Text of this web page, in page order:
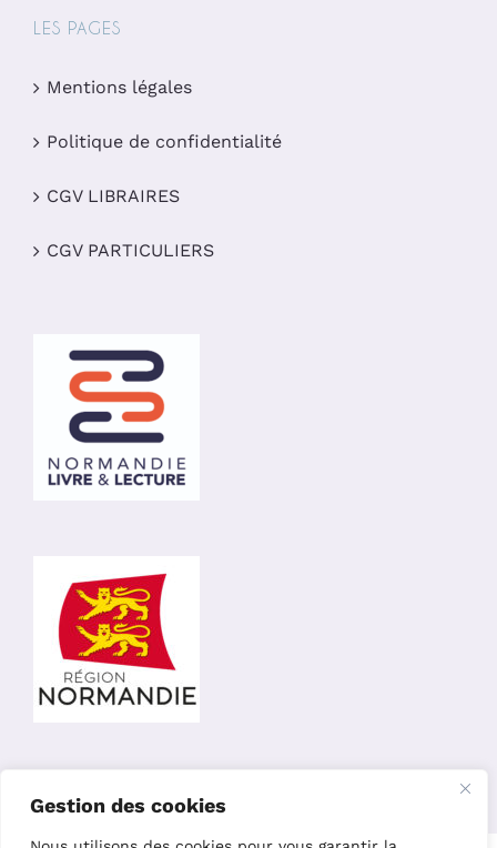
Gestion des cookies
LES PAGES
Mentions légales
Politique de confidentialité
CGV LIBRAIRES
CGV PARTICULIERS